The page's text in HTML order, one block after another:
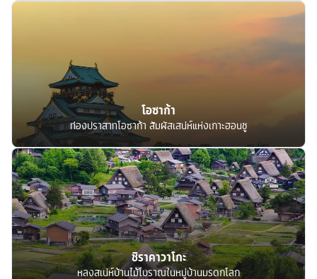
โอซาก้า
ท่องปราสาทโอซาก้า สัมผัสเสน่ห์แห่งเกาะฮอนชู
ชิราคาวาโกะ
หลงสเน่ห์บ้านไม้โบราณในหมู่บ้านมรดกโลก